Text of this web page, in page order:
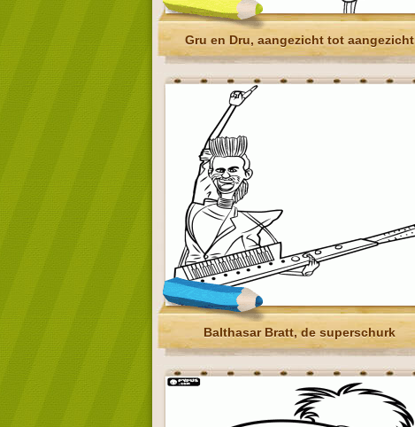
Gru en Dru, aangezicht tot aangezicht
Balthasar Bratt, de superschurk